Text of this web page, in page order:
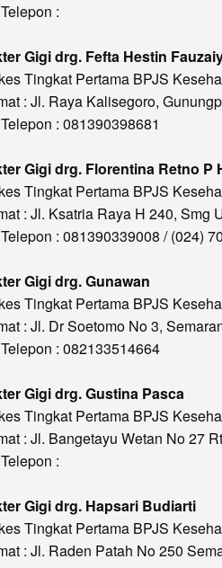
:
Gigi drg. Fefta Hestin
Tingkat Pertama BPJS
: Jl. Raya Kalisegoro,
: 081390398681
Gigi drg. Florentina Retno P
Tingkat Pertama BPJS
: Jl. Ksatria Raya H 240, Smg
: 081390339008 / (024)
Gigi drg. Gunawan
Tingkat Pertama BPJS
: Jl. Dr Soetomo No 3,
: 082133514664
Gigi drg. Gustina Pasca
Tingkat Pertama BPJS
: Jl. Bangetayu Wetan No 27
:
Gigi drg. Hapsari Budiarti
Tingkat Pertama BPJS
: Jl. Raden Patah No 250